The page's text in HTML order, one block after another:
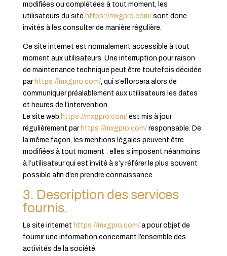
modifiées ou complétées à tout moment, les
utilisateurs du site https://mxgpro.com/sont donc
invités à les consulter de manière régulière.
Ce site internet est normalement accessible à tout
moment aux utilisateurs. Une interruption pour raison
de maintenance technique peut être toutefois décidée
par https://mxgpro.com/, qui s’efforcera alors de
communiquer préalablement aux utilisateurs les dates
et heures de l’intervention.
Le site web https://mxgpro.com/est mis à jour
régulièrement par https://mxgpro.com/responsable. De
la même façon, les mentions légales peuvent être
modifiées à tout moment : elles s’imposent néanmoins
à l’utilisateur qui est invité à s’y référer le plus souvent
possible afin d’en prendre connaissance.
3. Description des services
fournis.
Le site internet https://mxgpro.com/a pour objet de
fournir une information concernant l’ensemble des
activités de la société.